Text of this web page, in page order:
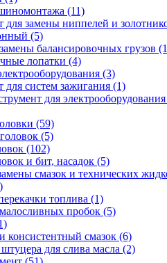
(11)
для замены ниппелей и
(5)
балансировочных грузов
лопатки (4)
(3)
для систем зажигания (1)
для
(59)
(5)
(102)
и бит, насадок (5)
смазок и технических
топлива (1)
пробок (5)
консистентный смазок (6)
для слива масла (2)